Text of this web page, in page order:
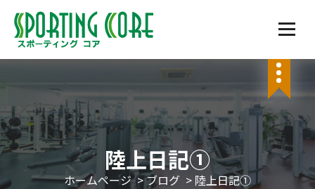
ン
キ
ッ
プ
種別。ジム、スタジオレッスン、酸素ルーム、サウナあり。ゴルフ練習場隣接。
陸上日記①
ホームページ>ブログ > 陸上日記①